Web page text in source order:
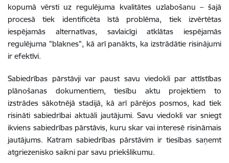
kopumā vērsti uz regulējuma kvalitātes uzlabošanu – šajā
procesā tiek identificēta īstā problēma, tiek izvērtētas
iespējamās alternatīvas, savlaicīgi atklātas iespējamās
regulējuma "blaknes", kā arī panākts, ka izstrādātie risinājumi
ir efektīvi.
Sabiedrības pārstāvji var paust savu viedokli par attīstības
plānošanas dokumentiem, tiesību aktu projektiem to
izstrādes sākotnējā stadijā, kā arī pārējos posmos, kad tiek
risināti sabiedrībai aktuāli jautājumi. Savu viedokli var sniegt
ikviens sabiedrības pārstāvis, kuru skar vai interesē risināmais
jautājums. Katram sabiedrības pārstāvim ir tiesības saņemt
atgriezenisko saikni par savu priekšlikumu.